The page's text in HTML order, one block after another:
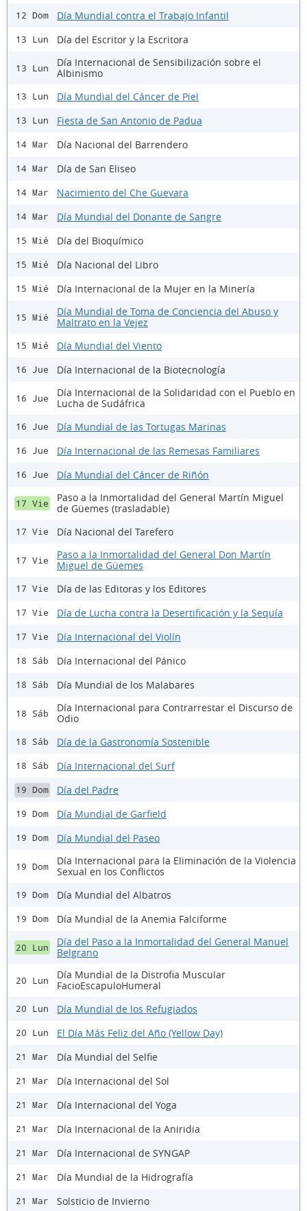
12 Dom Día Mundial contra el Trabajo Infantil
13 Lun Día del Escritor y la Escritora
13 Lun
Día Internacional de Sensibilización sobre el
Albinismo
13 Lun Día Mundial del Cáncer de Piel
13 Lun Fiesta de San Antonio de Padua
14 Mar Día Nacional del Barrendero
14 Mar Día de San Eliseo
14 Mar Nacimiento del Che Guevara
14 Mar Día Mundial del Donante de Sangre
15 Mié Día del Bioquímico
15 Mié Día Nacional del Libro
15 Mié Día Internacional de la Mujer en la Minería
15 Mié
Día Mundial de Toma de Conciencia del Abuso y
Maltrato en la Vejez
15 Mié Día Mundial del Viento
16 Jue Día Internacional de la Biotecnología
16 Jue
Día Internacional de la Solidaridad con el Pueblo en
Lucha de Sudáfrica
16 Jue Día Mundial de las Tortugas Marinas
16 Jue Día Internacional de las Remesas Familiares
16 Jue Día Mundial del Cáncer de Riñón
17 Vie
Paso a la Inmortalidad del General Martín Miguel
de Güemes (trasladable)
17 Vie Día Nacional del Tarefero
17 Vie
Paso a la Inmortalidad del General Don Martín
Miguel de Güemes
17 Vie Día de las Editoras y los Editores
17 Vie Día de Lucha contra la Desertificación y la Sequía
17 Vie Día Internacional del Violín
18 Sáb Día Internacional del Pánico
18 Sáb Día Mundial de los Malabares
18 Sáb
Día Internacional para Contrarrestar el Discurso de
Odio
18 Sáb Día de la Gastronomía Sostenible
18 Sáb Día Internacional del Surf
19 Dom Día del Padre
19 Dom Día Mundial de Garfield
19 Dom Día Mundial del Paseo
19 Dom
Día Internacional para la Eliminación de la Violencia
Sexual en los Conflictos
19 Dom Día Mundial del Albatros
19 Dom Día Mundial de la Anemia Falciforme
20 Lun
Día del Paso a la Inmortalidad del General Manuel
Belgrano
20 Lun
Día Mundial de la Distrofia Muscular
FacioEscapuloHumeral
20 Lun Día Mundial de los Refugiados
20 Lun El Día Más Feliz del Año (Yellow Day)
21 Mar Día Mundial del Selfie
21 Mar Día Internacional del Sol
21 Mar Día Internacional del Yoga
21 Mar Día Internacional de la Aniridia
21 Mar Día Internacional de SYNGAP
21 Mar Día Mundial de la Hidrografía
21 Mar Solsticio de Invierno